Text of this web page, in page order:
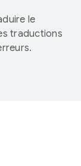
le
traductions